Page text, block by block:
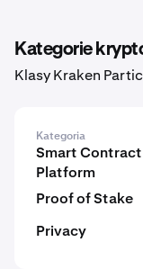
Kategorie
Klasy Kraken
Kategoria
Smart Contract
Platform
Proof of Stake
Privacy